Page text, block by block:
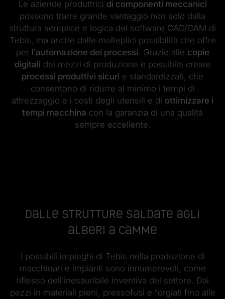
Le aziende produttrici di componenti meccanici
possono trarre grande vantaggio non solo dalla
struttura semplice e logica del software CAD/CAM di
Tebis, ma anche dalle molteplici possibilità che offre
per l’automazione dei processi. Grazie alle copie
digitali dei mezzi di produzione è possibile creare
processi produttivi sicuri e standardizzati, che
consentono di ridurre al minimo i tempi di
attrezzaggio e i costi degli utensili e di ottimizzare i
tempi macchina con la garanzia di una qualità
sempre eccellente.
Dalle strutture saldate agli
alberi a camme
I possibili impieghi di Tebis nella produzione di
macchinari e impianti sono innumerevoli, come
riflesso dell’inesauribile inventiva del settore. Dai
pezzi in materiali pieni, pressofusi e forgiati fino alle